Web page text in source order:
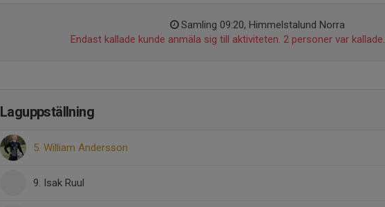
Samling 09:20, Himmelstalund Norra
Endast kallade kunde anmäla sig till aktiviteten. 2 personer var kallade.
Laguppställning
5. William Andersson
9. Isak Ruul